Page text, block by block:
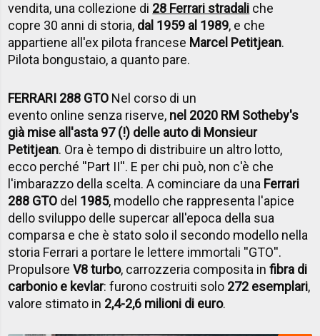
vendita, una collezione di 28 Ferrari stradali che
copre 30 anni di storia, dal 1959 al 1989, e che
appartiene all'ex pilota francese Marcel Petitjean.
Pilota bongustaio, a quanto pare.
FERRARI 288 GTO Nel corso di un
evento online senza riserve, nel 2020 RM Sotheby's
già mise all'asta 97 (!) delle auto di Monsieur
Petitjean. Ora è tempo di distribuire un altro lotto,
ecco perché ''Part II''. E per chi può, non c'è che
l'imbarazzo della scelta. A cominciare da una Ferrari
288 GTO del 1985, modello che rappresenta l'apice
dello sviluppo delle supercar all'epoca della sua
comparsa e che è stato solo il secondo modello nella
storia Ferrari a portare le lettere immortali ''GTO''.
PropulsoreV8 turbo, carrozzeria composita infibra di
carbonio e kevlar: furono costruiti solo 272 esemplari,
valore stimato in 2,4-2,6 milioni di euro.